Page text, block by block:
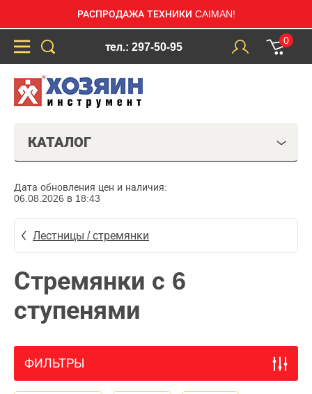
РАСПРОДАЖА ТЕХНИКИ CAIMAN!
тел.: 297-50-95
0
КАТАЛОГ
Дата обновления цен и наличия:
06.08.2026 в 18:43
Лестницы / стремянки
Стремянки с 6
ступенями
ФИЛЬТРЫ